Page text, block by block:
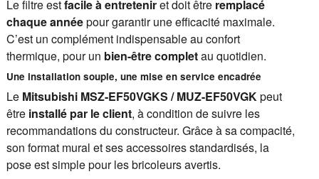
Le filtre estfacile à entreteniret doit être remplacé
chaque annéepour garantir une efficacité maximale.
C’est un complément indispensable au confort
thermique, pour un bien-être completau quotidien.
Une installation souple, une mise en service encadrée
Le Mitsubishi MSZ-EF50VGKS / MUZ-EF50VGKpeut
être installé par le client, à condition de suivre les
recommandations du constructeur. Grâce à sa compacité,
son format mural et ses accessoires standardisés, la
pose est simple pour les bricoleurs avertis.